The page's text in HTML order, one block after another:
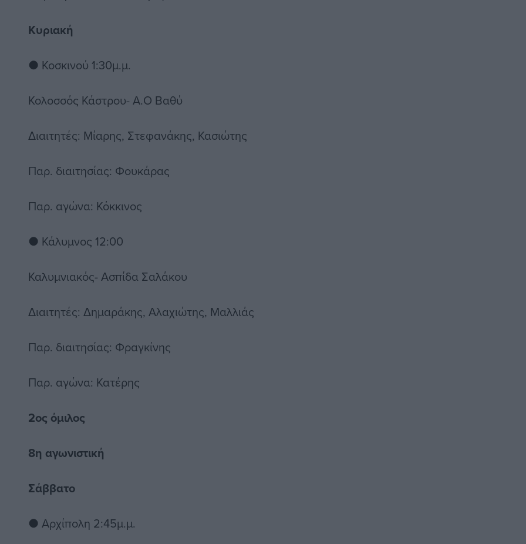
Κυριακή
● Κοσκινού 1:30μ.μ.
Κολοσσός Κάστρου- Α.Ο Βαθύ
Διαιτητές: Μίαρης, Στεφανάκης, Κασιώτης
Παρ. διαιτησίας: Φουκάρας
Παρ. αγώνα: Κόκκινος
● Κάλυμνος 12:00
Καλυμνιακός- Ασπίδα Σαλάκου
Διαιτητές: Δημαράκης, Αλαχιώτης, Μαλλιάς
Παρ. διαιτησίας: Φραγκίνης
Παρ. αγώνα: Κατέρης
2ος όμιλος
8η αγωνιστική
Σάββατο
● Αρχίπολη 2:45μ.μ.